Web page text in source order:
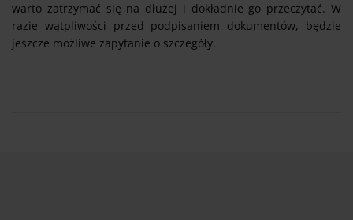
warto zatrzymać się na dłużej i dokładnie go przeczytać. W
razie wątpliwości przed podpisaniem dokumentów, będzie
jeszcze możliwe zapytanie o szczegóły.